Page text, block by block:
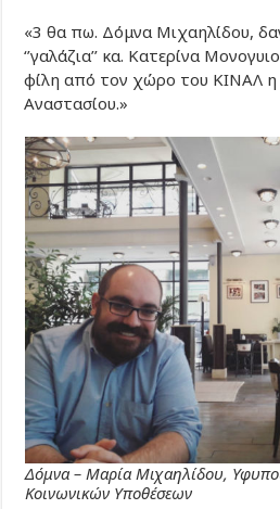
«3 θα πω. Δόμνα Μιχαηλίδου,
‘’γαλάζια’’ κα. Κατερίνα
φίλη από τον χώρο του ΚΙΝΑΛ η
Αναστασίου.»
Δόμνα – Μαρία Μιχαηλίδου,
Κοινωνικών Υποθέσεων